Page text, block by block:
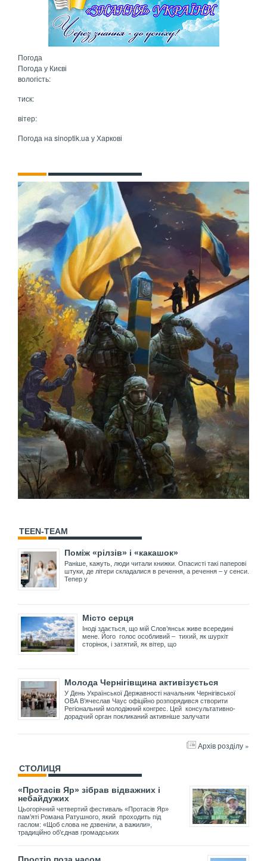
Погода
Погода у Києві
вологість:
тиск:
вітер:
Погода на sinoptik.ua у Харкові
TEEN-TEAM
Поміж «рілзів» і «какашок»
Раніше, кажуть, люди читали книжки. Опасисті такі паперові
штуки, де літери складалися в речення, а речення – у сенси.
Тепер у
Місто серця
Іноді здається, що мій Слов’янськ живе всередині
мене. Його голос особливий – тихий, як шурхіт
сторінок, і затятий, як вітер, що
Молода Чернігівщина активізується
У День Української Державності начальник Чернігівської
ОВА В’ячеслав Чаус офіційно розпорядився створити
Регіональний молодіжний конгрес. Цей консультативно-
дорадчий орган покликаний активніше залучати
Архів розділу »
СТОЛИЦЯ
«Протасів Яр» зібрав відважних і
небайдужих
Цьогорічний четвертий фестиваль «Протасів Яр»
пам’яті Романа Ратушного, який проходить під
гаслом: «Щоб слова не дзвеніли, а важили»,
традиційно об’єднав громадських